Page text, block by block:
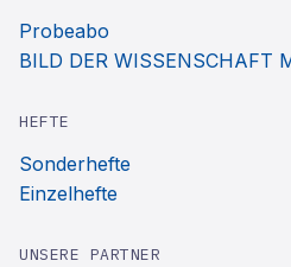
Probeabo
BILD DER WISSENSCHAFT
HEFTE
Sonderhefte
Einzelhefte
UNSERE PARTNER